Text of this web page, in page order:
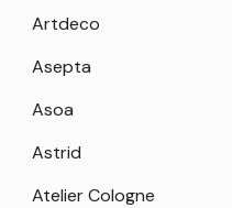
Artdeco
Asepta
Asoa
Astrid
Atelier Cologne